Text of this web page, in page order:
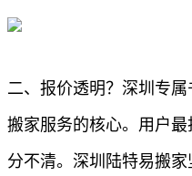
二、报价透明？深圳专
搬家服务的核心。用户
分不清。深圳陆特易搬